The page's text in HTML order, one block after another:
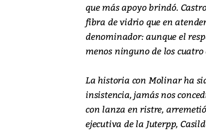
que más apoyo brindó.
fibra de vidrio que en
denominador: aunque el
menos ninguno de los
La historia con Molinar ha
insistencia, jamás nos
con lanza en ristre,
ejecutiva de la Juterpp,